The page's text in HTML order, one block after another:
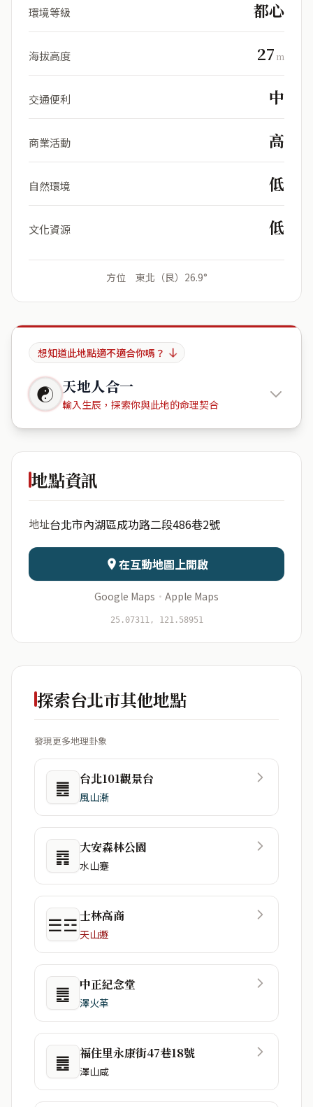
環境等級 都心
海拔高度 27 m
交通便利 中
商業活動 高
自然環境 低
文化資源 低
方位 東北（艮）26.9°
想知道此地點適不適合你嗎？
☯ 天地人合一
輸入生辰，探索你與此地的命理契合
湖適大廈
日期 出生時辰
資料僅用於即時分析，不會儲存於伺服器
地點資訊
地址台北市內湖區成功路二段486巷2號
在互動地圖上開啟
Google Maps · Apple Maps
25.07311, 121.58951
探索台北市其他地點
發現更多地理卦象
䷌ 台北101觀景台
風山漸
䷴ 大安森林公園
水山蹇
☰☲士林高商
天山遯
䷌ 中正紀念堂
澤火革
䷌ 福住里永康街47巷18號
澤山咸